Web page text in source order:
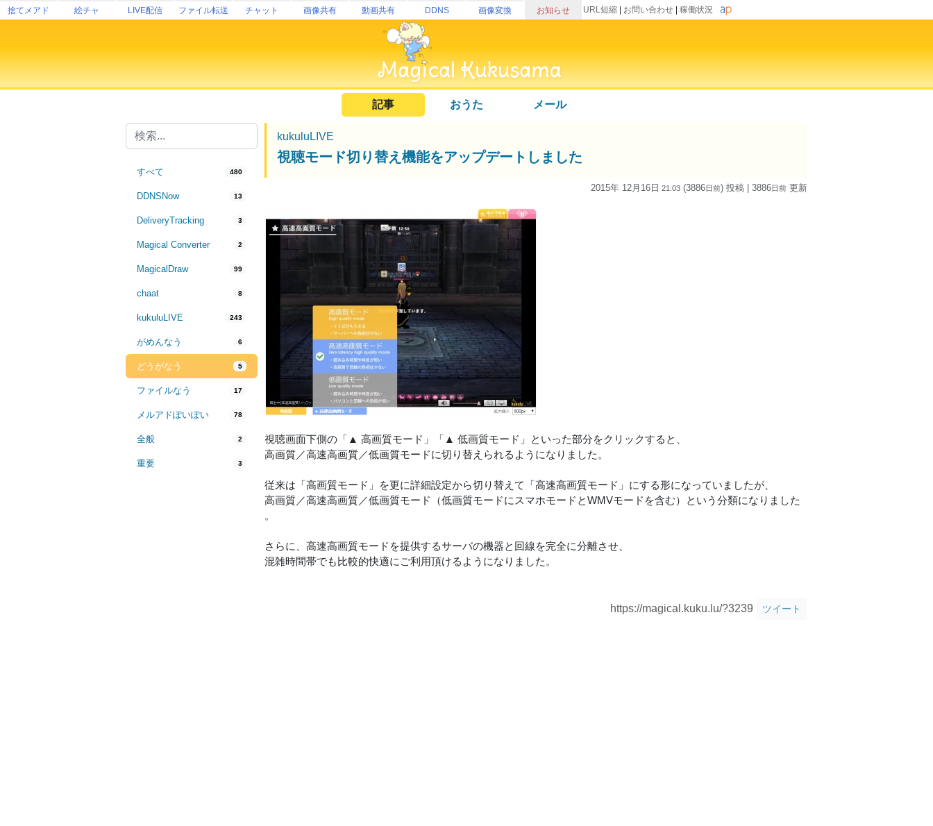
捨てメアド 絵チャ LIVE配信 ファイル転送 チャット 画像共有 動画共有 DDNS 画像変換 お知らせ URL短縮 お問い合わせ 稼働状況
記事 おうた メール
すべて 480
DDNSNow 13
DeliveryTracking 3
Magical Converter 2
MagicalDraw 99
chaat 8
kukuluLIVE 243
がめんなう 6
どうがなう 5
ファイルなう 17
メルアドぽいぽい 78
全般 2
重要 3
kukuluLIVE
視聴モード切り替え機能をアップデートしました
2015年 12月16日 21:03 (3886日前) 投稿 | 3886日前 更新
視聴画面下側の「▲ 高画質モード」「▲ 低画質モード」といった部分をクリックすると、
高画質／高速高画質／低画質モードに切り替えられるようになりました。
従来は「高画質モード」を更に詳細設定から切り替えて「高速高画質モード」にする形になっていましたが、
高画質／高速高画質／低画質モード（低画質モードにスマホモードとWMVモードを含む）という分類になりました
。
さらに、高速高画質モードを提供するサーバの機器と回線を完全に分離させ、
混雑時間帯でも比較的快適にご利用頂けるようになりました。
https://magical.kuku.lu/?3239 ツイート